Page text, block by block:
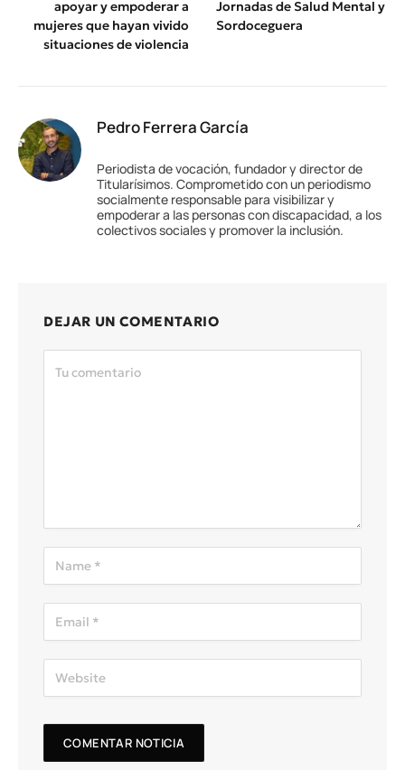
apoyar y empoderar a
mujeres que hayan vivido
situaciones de violencia
Jornadas de Salud Mental y
Sordoceguera
Pedro Ferrera García
Periodista de vocación, fundador y director de
Titularísimos. Comprometido con un periodismo
socialmente responsable para visibilizar y
empoderar a las personas con discapacidad, a los
colectivos sociales y promover la inclusión.
DEJAR UN COMENTARIO